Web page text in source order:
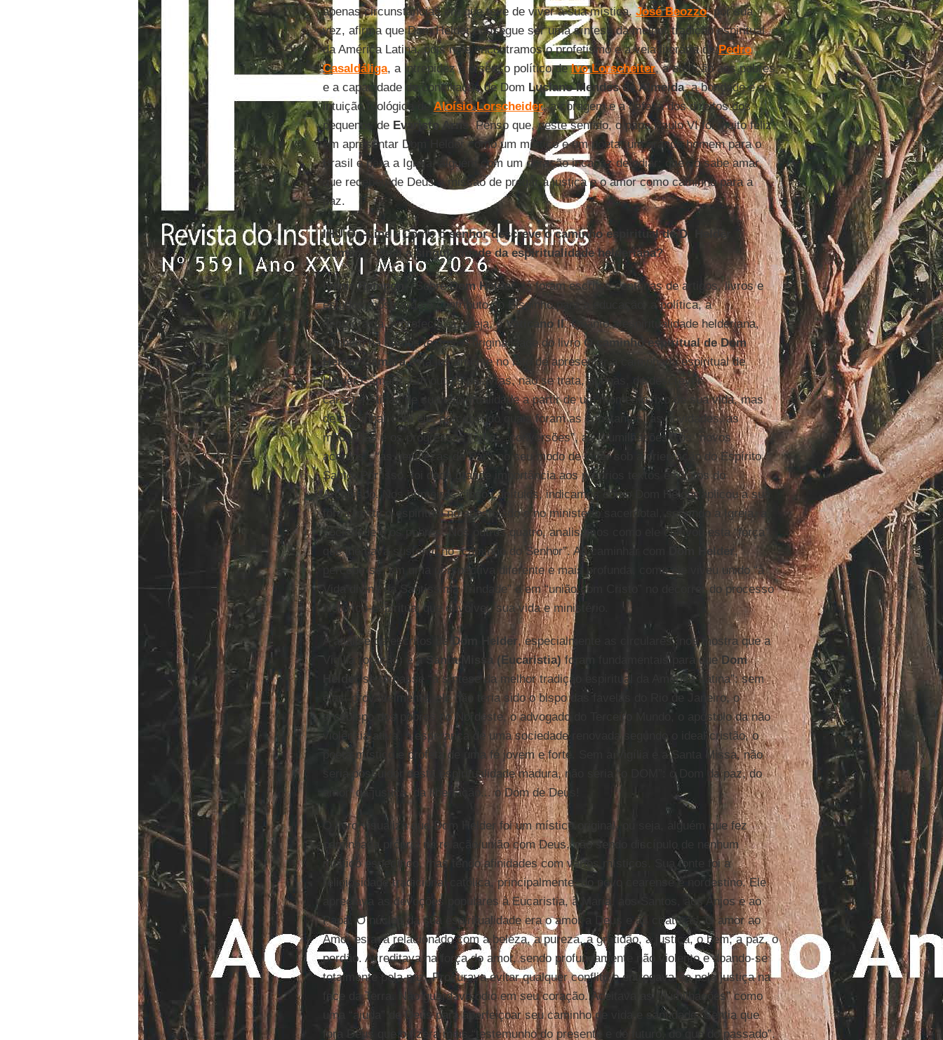
apenas circunstâncias em que teve de viver a sua mística.José Beozzo, por sua
vez, afirma que Dom Helder consegue ser uma síntese da melhor tradição espiritual
da América Latina, pois nele encontramos o profetismo e a veia literária dePedro
Casaldáliga, a intrepidez e o senso político deIvo Lorscheiter, a atenção aos pobres
e a capacidade de conciliação de Dom Luciano Mendes de Almeida, a bondade e a
intuição teológica deAloísio Lorscheider, a coragem e a defesa dos direitos dos
pequenos de Evaristo Arns. Penso que, neste sentido, o papa Paulo VI foi muito feliz
em apresentar Dom Helder como um místico e um poeta, um grande homem para o
Brasil e para a Igreja, alguém com um coração incapaz de odiar: que só sabe amar,
que recebeu de Deus a missão de pregar a justiça e o amor como caminho para a
paz.
IHU On-Line - Como o senhor descreve o caminho espiritual de D. Helder
Camara? Quala singularidade da espiritualidade helderiana?
Ivanir Rampon -SobreDom Helder, já foram escritos centenas de artigos, livros e
estudos mostrando o contributo do Bispinho para a educação, a política, a
democracia, a profecia, a Igreja, oVaticano II. Quanto à espiritualidade helderiana,
também há ótimos textos. A originalidade do livroO caminho espiritual de Dom
Helder Camaraestá justamente no fato de apresentar a caminhada espiritual de
Helder Camara. Em outras palavras, não se trata, apenas, de descrever
características de sua espiritualidade a partir de um momento fixo de sua vida, mas
de caminhar com ele, percebendo quais foram as constantes, as novidades, as
mudanças e os progressos (ou as “conversões”, as “humilhações”, os “novos
acentos”, “as gentilezas do Pai”) no seu modo de viver sob a orientação do Espírito
Santo. Por isso, foi dada grande importância aos próprios textos e relatos do
Arcebispo. Nos primeiros cinco capítulos, indicamos como Dom Helder aplicou a sua
força místico-espiritual no apostolado e no ministério sacerdotal, servindo a Igreja, a
sociedade e os pobres. Nos outros quatro, analisamos como ele cultivou esta “força”,
que lhe dava sustento no “caminho do Senhor”. Ao caminhar com
Dom Helder,
percebe-se, em uma perspectiva diferente e mais profunda, como ele viveu unido “à
Vida divina da Santíssima Trindade” e em “união com Cristo” no decorrer do processo
histórico-espiritual que envolveu sua vida e ministério.
A análise de escritos de Dom Helder, especialmente as circulares, nos mostra que a
Vigília (oração) e aSanta Missa (Eucaristia)foram fundamentais para queDom
Helder se tornasse “a síntese da melhor tradição espiritual da América Latina”: sem
elas, provavelmente, ele não teria sido o bispo das favelas do Rio de Janeiro, o
arcebispo dos pobres no Nordeste, o advogado do Terceiro Mundo, o apóstolo da não
violência ativa, a esperança de uma sociedade renovada segundo o ideal cristão, o
poeta-místico e profeta de uma fé jovem e forte. Sem a Vigília e a Santa Missa, não
seria possuidor desta espiritualidade madura, não seria “o DOM”: o Dom da paz, do
amor, da justiça, da libertação... o Dom de Deus!
O livro visualiza que Dom Helder foi um místico original, ou seja, alguém que fez
caminhada própria na relação/união com Deus, não sendo discípulo de nenhum
místico específico, mas tendo afinidades com vários místicos. Sua fonte foi a
religiosidade tradicional católica, principalmente, do povo cearense e nordestino. Ele
apreciava as devoções populares à Eucaristia, à Maria, aos Santos, aos Anjos e ao
Papa. O núcleo da sua espiritualidade era o amor a Deus e às criaturas. O amor ao
Amor estava relacionado com a beleza, a pureza, a gratidão, a justiça, o bem, a paz, o
perdão. Acreditava na força do amor, sendo profundamente não violento e doando-se
totalmente pela paz. Procurava evitar qualquer conflito e entregava-se pela justiça na
face da Terra. Não guardava ódio em seu coração. Aceitava as “humilhações” como
uma “ajuda” de Deus para aperfeiçoar seu caminho de vida e santidade. Sentia que
fora Deus que o fizera mais “testemunho do presente e do futuro, do que do passado”.